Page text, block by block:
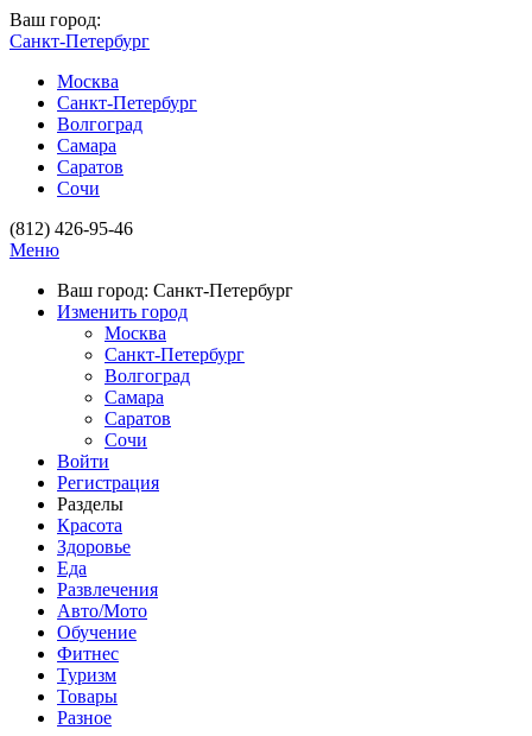
Ваш город:
Санкт-Петербург
Москва
Санкт-Петербург
Волгоград
Самара
Саратов
Сочи
(812) 426-95-46
Меню
Ваш город: Санкт-Петербург
Изменить город
Москва
Санкт-Петербург
Волгоград
Самара
Саратов
Сочи
Войти
Регистрация
Разделы
Красота
Здоровье
Еда
Развлечения
Авто/Мото
Обучение
Фитнес
Туризм
Товары
Разное